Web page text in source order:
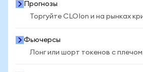
Прогнозы
Торгуйте CLOIon и на рынках
Фьючерсы
Лонг или шорт токенов с